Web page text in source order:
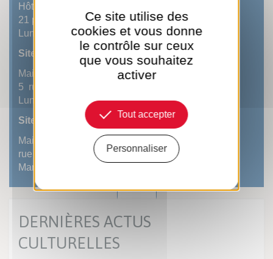
Hôtel de Ville
21 place du Poilu de France
Lundi -Vendredi, 14h-17h
Site du Château (sur rdv)
Mairie annexe
5 rue Séraphin Buton
Lundi -Vendredi, 14h-17h
Site d'Olonne (sur rdv)
Mairie annexe La Jarrie
rue des Sables
Mardi -Mercredi-Vendredi, 14h-17h
DERNIÈRES ACTUS
CULTURELLES
Ce site utilise des
cookies et vous donne
le contrôle sur ceux
que vous souhaitez
activer
Tout accepter
Personnaliser